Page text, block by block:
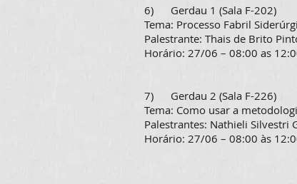
6) Gerdau 1 (Sala F-202)
Tema: Processo Fabril
Palestrante: Thais de Brito
Horário: 27/06 – 08:00 as
7) Gerdau 2 (Sala F-226)
Tema: Como usar a
Palestrantes: Nathieli Silvestri
Horário: 27/06 – 08:00 às